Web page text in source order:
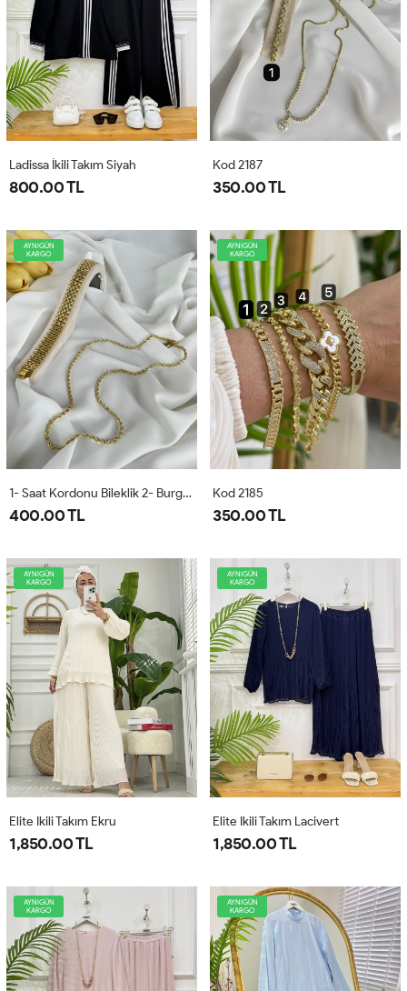
Ladissa İkili Takım Siyah
800.00 TL
Kod 2187
350.00 TL
AYNIGÜN
KARGO
1- Saat Kordonu Bileklik 2- Burgu Kolye
400.00 TL
AYNIGÜN
KARGO
Kod 2185
350.00 TL
AYNIGÜN
KARGO
Elite Ikili Takım Ekru
1,850.00 TL
AYNIGÜN
KARGO
Elite Ikili Takım Lacivert
1,850.00 TL
AYNIGÜN
KARGO
AYNIGÜN
KARGO